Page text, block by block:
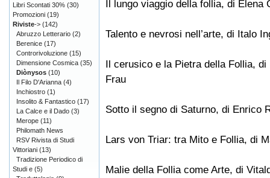
Il lungo viaggio della follia, di Elena
Talento e nevrosi nell’arte, di Italo
Il cerusico e la Pietra della Follia, di
Frau
Sotto il segno di Saturno, di Enrico
Lars von Triar: tra Mito e Follia, di
Malie della Follia come Arte, di
Libri Scontati 30% (30)
Promozioni (19)
Riviste-> (142)
Abruzzo Letterario (2)
Berenice (17)
Controrivoluzione (15)
Dimensione Cosmica (35)
Diònysos (10)
Il Filo D'Arianna (4)
Inchiostro (1)
Insolito & Fantastico (17)
La Calce e il Dado (3)
Merope (11)
Philomath News
RSV Rivista di Studi
Vittoriani (13)
Tradizione Periodico di
Studi e (5)